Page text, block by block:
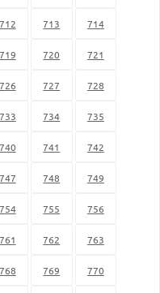
712 713 714
719 720 721
726 727 728
733 734 735
740 741 742
747 748 749
754 755 756
761 762 763
768 769 770